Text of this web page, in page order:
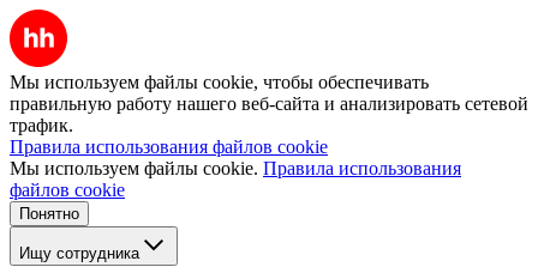
Мы используем файлы cookie, чтобы обеспечивать
правильную работу нашего веб-сайта и анализировать сетевой
трафик.
Правила использования файлов cookie
Мы используем файлы cookie. Правила использования
файлов cookie
Понятно
Ищу сотрудника